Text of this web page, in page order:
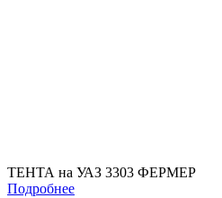
ТЕНТА на УАЗ 3303 ФЕРМЕР
Подробнее